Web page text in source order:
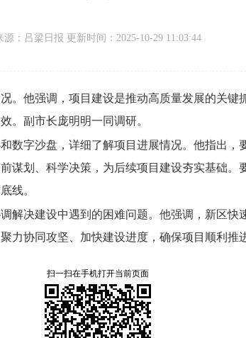
源： 吕梁日报 更新时间： 2025-10-29 11:03:44
。 他强调， 项目建设是推动高质量发展的关键
。 副市长庞明明一同调研。
数字沙盘， 详细了解项目进展情况。 他指出，
谋划、 科学决策， 为后续项目建设夯实基础。
线。
解决建设中遇到的困难问题。 他强调， 新区快
聚力协同攻坚、 加快建设进度， 确保项目顺利推
扫一扫在手机打开当前页面